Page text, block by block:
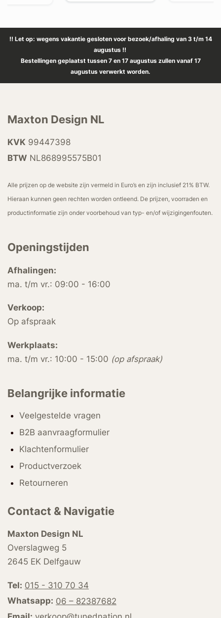
!! Let op: wegens vakantie gesloten voor bezoek/afhaling van 3 t/m 14
augustus !!
Bestellingen geplaatst tussen 7 en 17 augustus zullen vanaf 17
augustus verwerkt worden.
Maxton Design NL
KVK 99447398
BTW NL868995575B01
Alle prijzen op de website zijn vermeld in Euro’s en zijn inclusief 21% BTW.
Hieraan kunnen geen rechten worden ontleend. De prijzen, voorraden en
productinformatie zijn onder voorbehoud van typ- en/of wijzigingenfouten.
Openingstijden
Afhalingen:
ma. t/m vr.: 09:00 - 16:00
Verkoop:
Op afspraak
Werkplaats:
ma. t/m vr.: 10:00 - 15:00 (op afspraak)
Belangrijke informatie
Veelgestelde vragen
B2B aanvraagformulier
Klachtenformulier
Productverzoek
Retourneren
Contact & Navigatie
Maxton Design NL
Overslagweg 5
2645 EK Delfgauw
Tel: 015 - 310 70 34
Whatsapp: 06 – 82387682